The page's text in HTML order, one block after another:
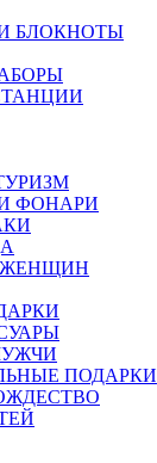
БЛОКНОТЫ
ФОНАРИ
ЖЕНЩИН
ПОДАРКИ